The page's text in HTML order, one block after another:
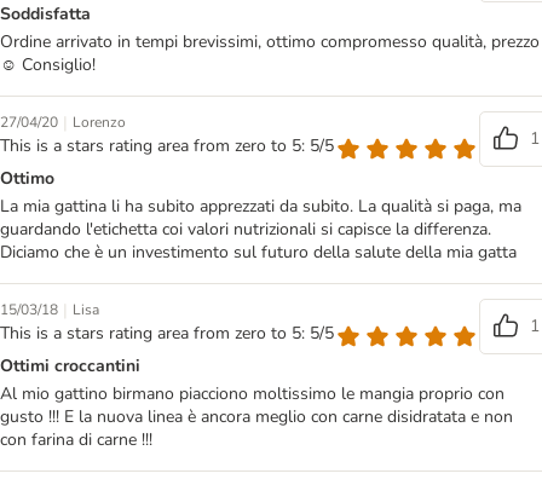
Soddisfatta
Ordine arrivato in tempi brevissimi, ottimo compromesso qualità, prezzo
☺️ Consiglio!
27/04/20 | Lorenzo
This is a stars rating area from zero to 5: 5/5
1
Ottimo
La mia gattina li ha subito apprezzati da subito. La qualità si paga, ma
guardando l'etichetta coi valori nutrizionali si capisce la differenza.
Diciamo che è un investimento sul futuro della salute della mia gatta
15/03/18 | Lisa
This is a stars rating area from zero to 5: 5/5
1
Ottimi croccantini
Al mio gattino birmano piacciono moltissimo le mangia proprio con
gusto !!! E la nuova linea è ancora meglio con carne disidratata e non
con farina di carne !!!